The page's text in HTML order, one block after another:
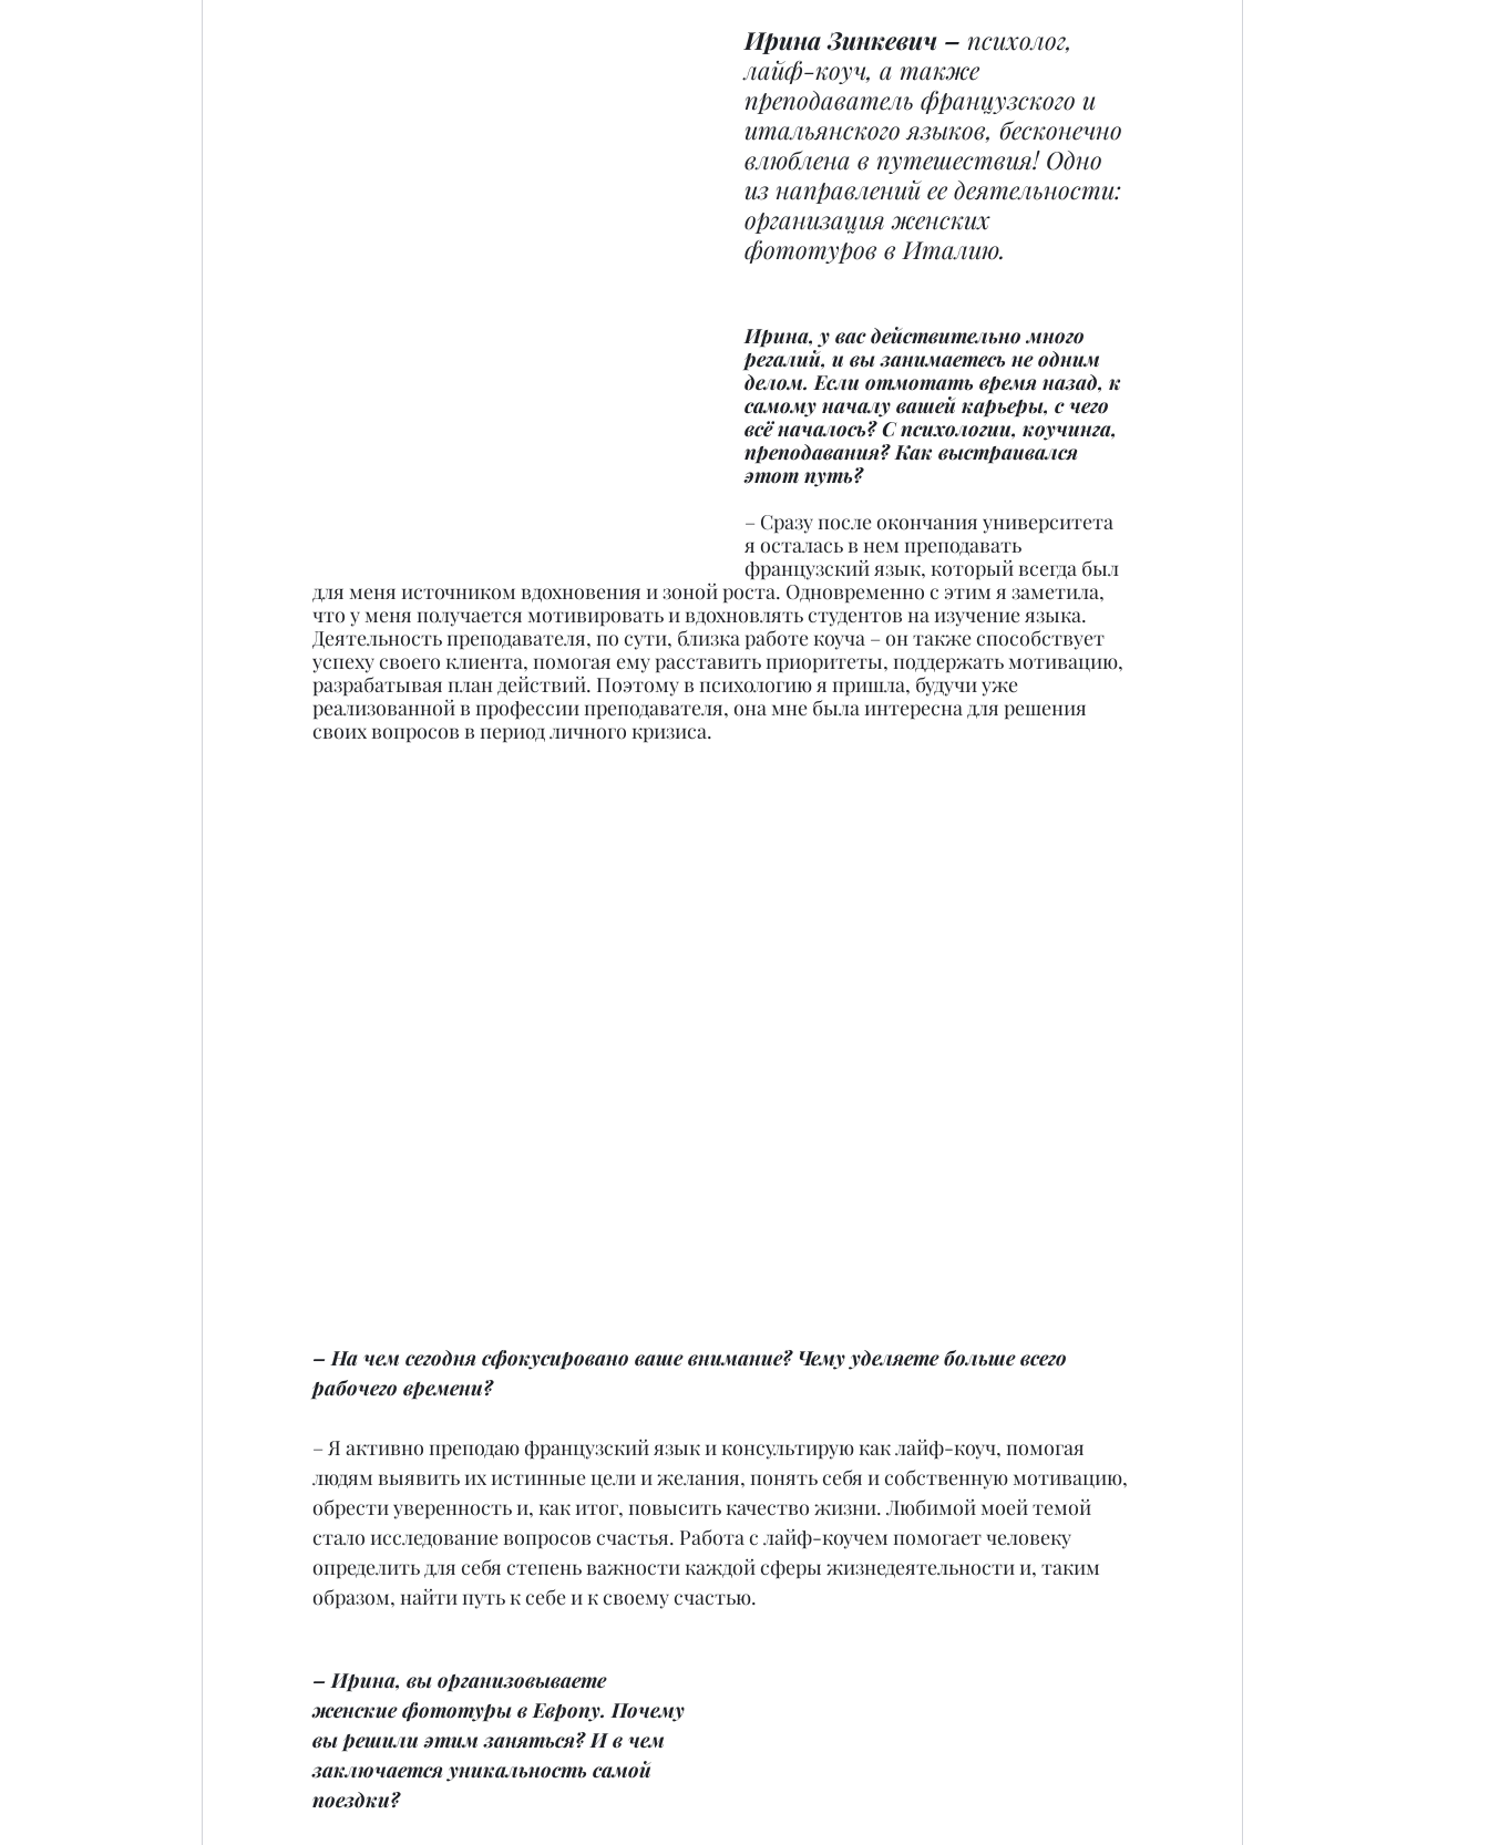
Ирина Зинкевич – психолог,
лайф-коуч, а также
преподаватель французского и
итальянского языков, бесконечно
влюблена в путешествия! Одно
из направлений ее деятельности:
организация женских
фототуров в Италию.
Ирина, у вас действительно много
регалий, и вы занимаетесь не одним
делом. Если отмотать время назад, к
самому началу вашей карьеры, с чего
всё началось? С психологии, коучинга,
преподавания? Как выстраивался
этот путь?
– Сразу после окончания университета
я осталась в нем преподавать
французский язык, который всегда был
для меня источником вдохновения и зоной роста. Одновременно с этим я заметила,
что у меня получается мотивировать и вдохновлять студентов на изучение языка.
Деятельность преподавателя, по сути, близка работе коуча – он также способствует
успеху своего клиента, помогая ему расставить приоритеты, поддержать мотивацию,
разрабатывая план действий. Поэтому в психологию я пришла, будучи уже
реализованной в профессии преподавателя, она мне была интересна для решения
своих вопросов в период личного кризиса.
– На чем сегодня сфокусировано ваше внимание? Чему уделяете больше всего
рабочего времени?
– Я активно преподаю французский язык и консультирую как лайф-коуч, помогая
людям выявить их истинные цели и желания, понять себя и собственную мотивацию,
обрести уверенность и, как итог, повысить качество жизни. Любимой моей темой
стало исследование вопросов счастья. Работа с лайф-коучем помогает человеку
определить для себя степень важности каждой сферы жизнедеятельности и, таким
образом, найти путь к себе и к своему счастью.
– Ирина, вы организовываете
женские фототуры в Европу. Почему
вы решили этим заняться? И в чем
заключается уникальность самой
поездки?